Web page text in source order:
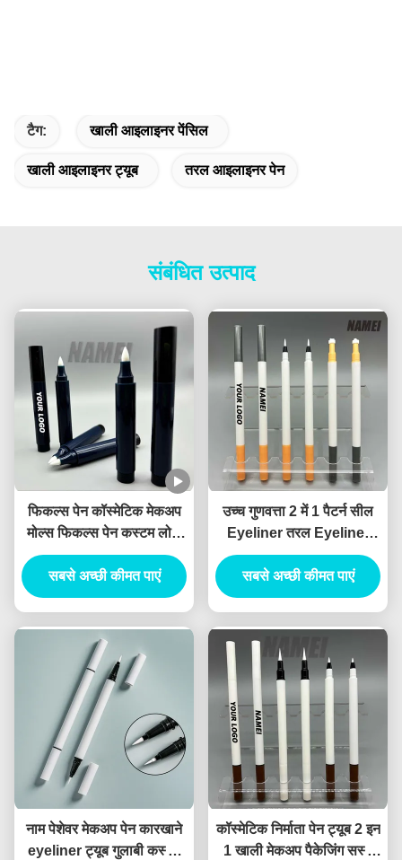
टैग: खाली आइलाइनर पेंसिल
खाली आइलाइनर ट्यूब तरल आइलाइनर पेन
संबंधित उत्पाद
फिकल्स पेन कॉस्मेटिक मेकअप
मोल्स फिकल्स पेन कस्टम लोगो
OEM थोक फिकल्स पेन कंटेनर
सबसे अच्छी कीमत पाएं
उच्च गुणवत्ता 2 में 1 पैटर्न सील
Eyeliner तरल Eyeliner
कॉस्मेटिक Eyeliner पैकेजिंग
कैंथस मार्कर
सबसे अच्छी कीमत पाएं
नाम पेशेवर मेकअप पेन कारखाने
eyeliner ट्यूब गुलाबी कस्टम
कॉस्मेटिक निर्माता पेन ट्यूब 2 इन
1 खाली मेकअप पैकेजिंग सस्ते